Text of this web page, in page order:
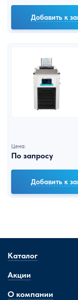
Добавить к
Цена:
По запросу
Добавить к
Каталог
Акции
О компании